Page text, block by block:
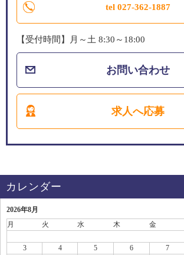
tel 027-362-1887
【受付時間】月～土 8:30～18:00
お問い合わせ
求人へ応募
カレンダー
2026年8月
月
火 水 木 金
3
4 5 6 7